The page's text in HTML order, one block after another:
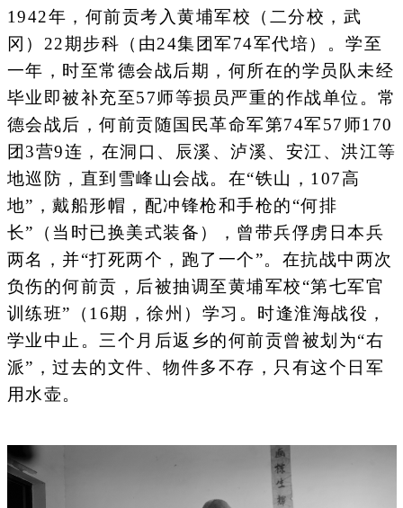
1942年，何前贡考入黄埔军校（二分校，武
冈）22期步科（由24集团军74军代培）。学至
一年，时至常德会战后期，何所在的学员队未经
毕业即被补充至57师等损员严重的作战单位。常
德会战后，何前贡随国民革命军第74军57师170
团3营9连，在洞口、辰溪、泸溪、安江、洪江等
地巡防，直到雪峰山会战。在“铁山，107高
地”，戴船形帽，配冲锋枪和手枪的“何排
长”（当时已换美式装备），曾带兵俘虏日本兵
两名，并“打死两个，跑了一个”。在抗战中两次
负伤的何前贡，后被抽调至黄埔军校“第七军官
训练班”（16期，徐州）学习。时逢淮海战役，
学业中止。三个月后返乡的何前贡曾被划为“右
派”，过去的文件、物件多不存，只有这个日军
用水壶。